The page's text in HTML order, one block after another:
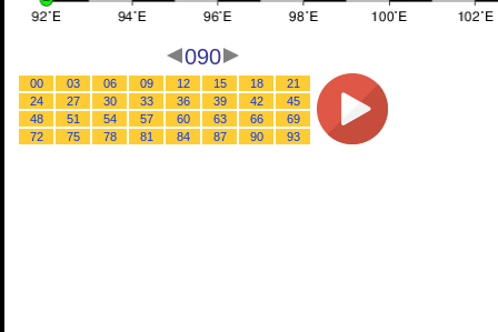
090
00 03 06 09 12 15 18
21
24
27 30 33 36 39 42
45
48
51 54 57 60 63 66
69
72
75 78 81 84 87 90 93